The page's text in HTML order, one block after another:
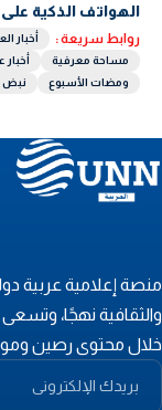
الهواتف الذكية على
روابط سريعة : أخبار
مساحة معرفية
أخبار
ومضات الأسبوع
نبض
إعلامية عربية
نهجًا،
محتوى رصين